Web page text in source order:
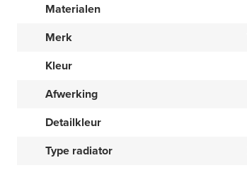
Materialen
Merk
Kleur
Afwerking
Detailkleur
Type radiator